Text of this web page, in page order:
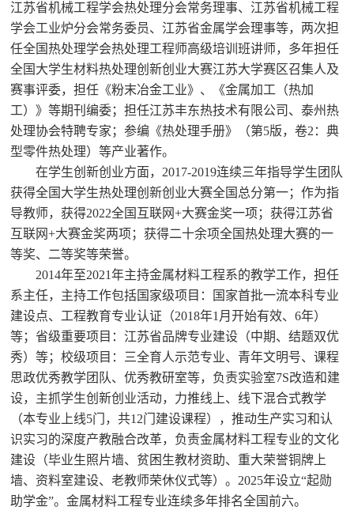
江苏省机械工程学会热处理分会常务理事、江苏省机械工程
学会工业炉分会常务委员、江苏省金属学会理事等，两次担
任全国热处理学会热处理工程师高级培训班讲师，多年担任
全国大学生材料热处理创新创业大赛江苏大学赛区召集人及
赛事评委，担任《粉末冶金工业》、《金属加工（热加
工）》等期刊编委；担任江苏丰东热技术有限公司、泰州热
处理协会特聘专家；参编《热处理手册》（第5版，卷2：典
型零件热处理）等产业著作。
在学生创新创业方面，2017-2019连续三年指导学生团队
获得全国大学生热处理创新创业大赛全国总分第一；作为指
导教师，获得2022全国互联网+大赛金奖一项；获得江苏省
互联网+大赛金奖两项；获得二十余项全国热处理大赛的一
等奖、二等奖等荣誉。
2014年至2021年主持金属材料工程系的教学工作，担任
系主任，主持工作包括国家级项目：国家首批一流本科专业
建设点、工程教育专业认证（2018年1月开始有效、6年）
等；省级重要项目：江苏省品牌专业建设（中期、结题双优
秀）等；校级项目：三全育人示范专业、青年文明号、课程
思政优秀教学团队、优秀教研室等，负责实验室7S改造和建
设，主抓学生创新创业活动，力推线上、线下混合式教学
（本专业上线5门，共12门建设课程），推动生产实习和认
识实习的深度产教融合改革，负责金属材料工程专业的文化
建设（毕业生照片墙、贫困生教材资助、重大荣誉铜牌上
墙、资料室建设、老教师荣休仪式等）。2025年设立“起勋
助学金”。金属材料工程专业连续多年排名全国前六。